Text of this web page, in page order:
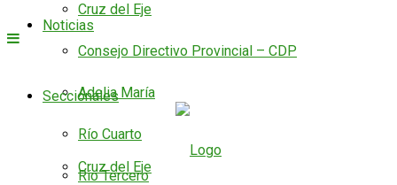
Cruz del Eje
Consejo Directivo Provincial – CDP
Adelia María
Río Cuarto
Río Tercero
Noticias
Seccionales
Cruz del Eje